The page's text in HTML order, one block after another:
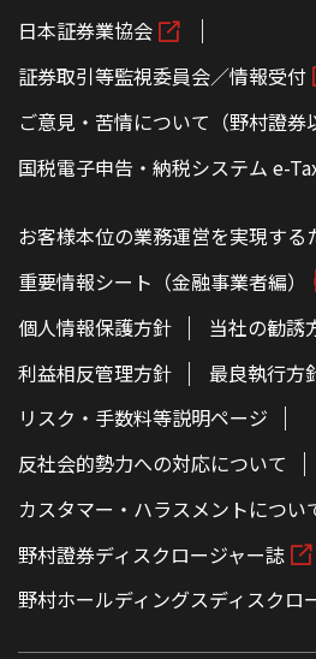
日本証券業協会
証券取引等監視委員会／情報受付
ご意見・苦情について（野村證券
国税電子申告・納税システム e-
お客様本位の業務運営を実現する
重要情報シート（金融事業者編）
個人情報保護方針
当社の勧誘
利益相反管理方針
最良執行方
リスク・手数料等説明ページ
反社会的勢力への対応について
カスタマー・ハラスメントについ
野村證券ディスクロージャー誌
野村ホールディングスディスクロ